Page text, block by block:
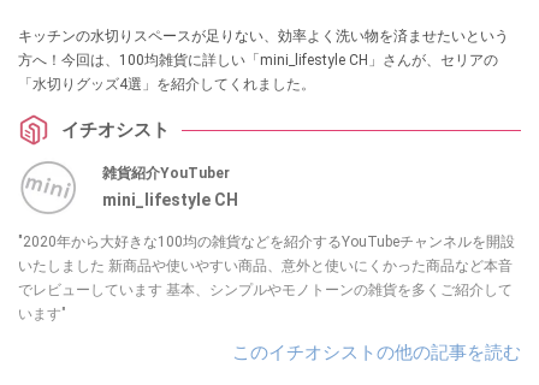
キッチンの水切りスペースが足りない、効率よく洗い物を済ませたいという
方へ！今回は、100均雑貨に詳しい「mini_lifestyle CH」さんが、セリアの
「水切りグッズ4選」を紹介してくれました。
イチオシスト
雑貨紹介YouTuber
mini_lifestyle CH
"2020年から大好きな100均の雑貨などを紹介するYouTubeチャンネルを開設
いたしました 新商品や使いやすい商品、意外と使いにくかった商品など本音
でレビューしています 基本、シンプルやモノトーンの雑貨を多くご紹介して
います"
このイチオシストの他の記事を読む